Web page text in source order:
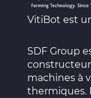
VitiBot est
SDF Group
machines à
thermiques.